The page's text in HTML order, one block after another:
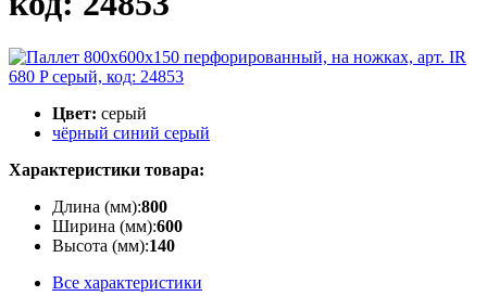
Цвет: серый
чёрный синий серый
Характеристики товара:
Длина (мм):800
Ширина (мм):600
Высота (мм):140
Все характеристики